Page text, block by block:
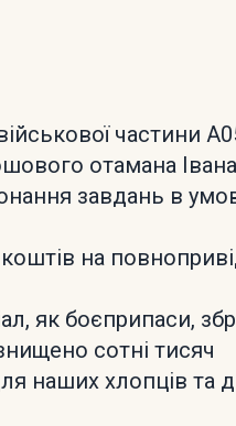
частини
отамана
завдань в
на
як боєприпаси,
сотні тисяч
наших хлопців та